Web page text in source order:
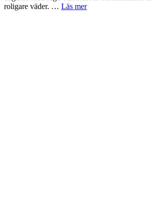
roligare väder. … Läs mer